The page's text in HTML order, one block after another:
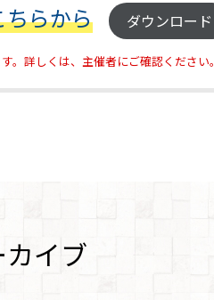
ちらから ダウンロード
。詳しくは、主催者にご確認ください。
イブ